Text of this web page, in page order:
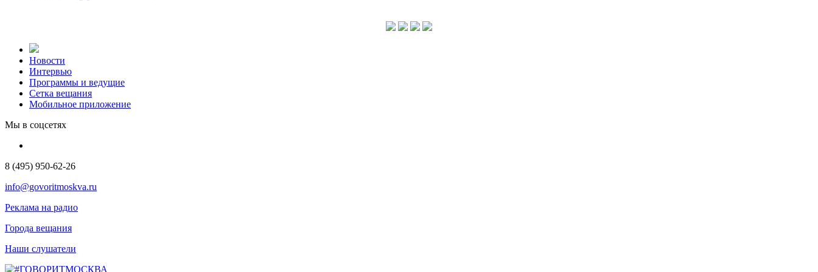
Новости
Интервью
Программы и ведущие
Сетка вещания
Мобильное приложение
Мы в соцсетях
8 (495) 950-62-26
info@govoritmoskva.ru
Реклама на радио
Города вещания
Наши слушатели